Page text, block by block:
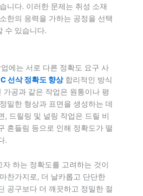
니다. 이러한 문제는 취성 소재
한의 응력을 가하는 공정을 선택
수 있습니다.
에는 서로 다른 정확도 요구 사
선삭 정확도 향상합리적인 방식
가공과 같은 작업은 원통이나 평
밀한 형상과 표면을 생성하는 데
, 드릴링 및 널링 작업은 드릴 비
흔들림 등으로 인해 정확도가 떨
.
하는 정확도를 고려하는 것이
찬가지로, 더 날카롭고 단단한
공구보다 더 깨끗하고 정밀한 절